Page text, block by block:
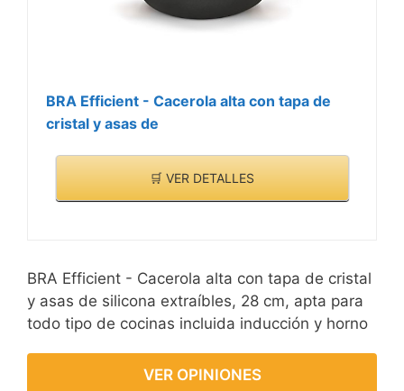
BRA Efficient - Cacerola alta con tapa de
cristal y asas de
🛒 VER DETALLES
BRA Efficient - Cacerola alta con tapa de cristal
y asas de silicona extraíbles, 28 cm, apta para
todo tipo de cocinas incluida inducción y horno
VER OPINIONES